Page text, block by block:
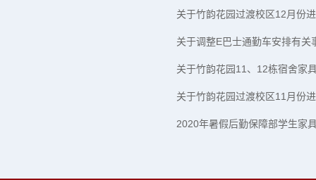
关于竹韵花园过渡校区12月份
关于调整E巴士通勤车安排有关
关于竹韵花园11、12栋宿舍家
关于竹韵花园过渡校区11月份
2020年暑假后勤保障部学生家